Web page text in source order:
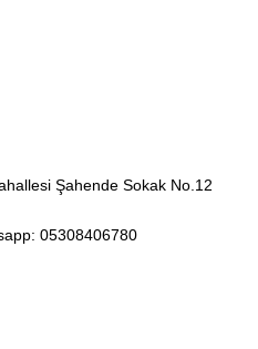
Şahende Sokak No.12
05308406780